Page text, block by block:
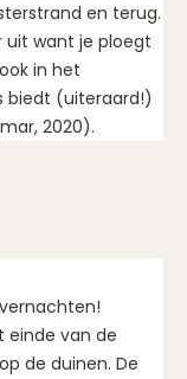
en terug.
uit want je ploegt
in het
biedt (uiteraard!)
2020).
einde van de
de duinen. De